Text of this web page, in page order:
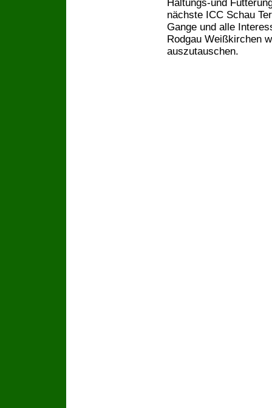
Haltungs-und
nächste ICC Schau
Gange und alle
Rodgau Weißkirchen
auszutauschen.